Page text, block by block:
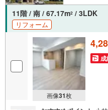
11階 / 南 / 67.17m2 / 3LDK
リフォーム
画像31枚
成